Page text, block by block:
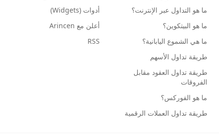
ما هو التداول عبر الإنترنت؟
ما هو البيتكوين؟
ما هي الشموع اليابانية؟
طريقة تداول الأسهم
طريقة تداول العقود مقابل
الفروقات
ما هو الفوركس؟
طريقة تداول العملات الرقمية
أدوات (Widgets)
أعلن مع Arincen
RSS